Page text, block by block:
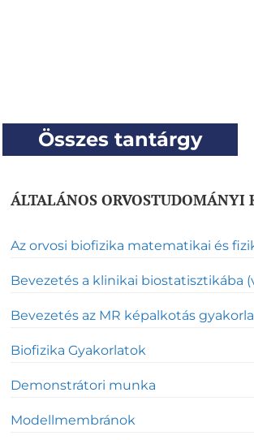
Összes tantárgy
ÁLTALÁNOS ORVOSTUDOMÁNYI
Az orvosi biofizika matematikai és
Bevezetés a klinikai biostatisztikába
Bevezetés az MR képalkotás
Biofizika Gyakorlatok
Demonstrátori munka
Modellmembránok